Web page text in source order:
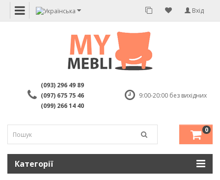
Вхід
(093) 296 49 89
(097) 675 75 46
(099) 266 14 40
9:00-20:00 без вихідних
0
Категорії